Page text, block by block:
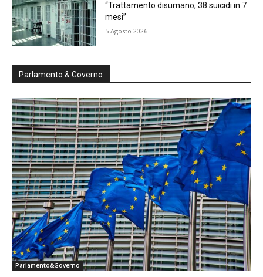
“Trattamento disumano, 38 suicidi in 7
mesi”
5 Agosto 2026
Parlamento & Governo
Parlamento&Governo